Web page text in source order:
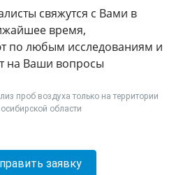
свяжутся с Вами в
время,
по любым исследованиям и
на Ваши вопросы
проб воздуха только на территории
области
заявку